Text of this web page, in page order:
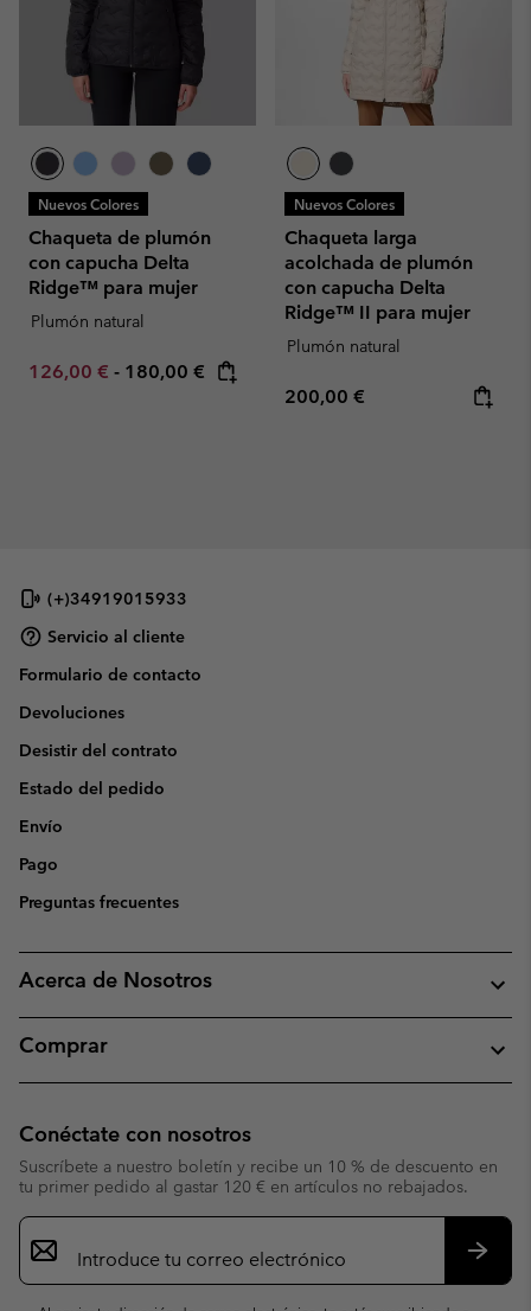
Nuevos Colores
Chaqueta de plumón
con capucha Delta
Ridge™ para mujer
Plumón natural
Minimum sale price:
126,00 € - Maximum price:
180,00 €
Nuevos Colores
Chaqueta larga
acolchada de plumón
con capucha Delta
Ridge™ II para mujer
Plumón natural
Regular price:
200,00 €
(+)34919015933
Servicio al cliente
Formulario de contacto
Devoluciones
Desistir del contrato
Estado del pedido
Envío
Pago
Preguntas frecuentes
Acerca de Nosotros
Comprar
Conéctate con nosotros
Suscríbete a nuestro boletín y recibe un 10 % de descuento en
tu primer pedido al gastar 120 € en artículos no rebajados.
Suscripción
de
correo